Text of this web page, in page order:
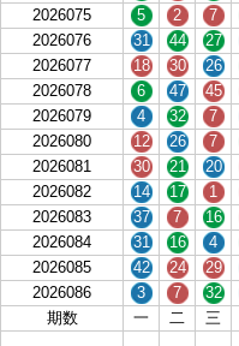
2026075
5 2 7
2026076 31 44 27
2026077 18 30 26
2026078 6 47 45
2026079
4 32 7
2026080 12 26 7
2026081 30 21 20
2026082 14 17 1
2026083 37 7 16
2026084 31 16 4
2026085 42 24 29
2026086
3 7 32
期数
一 二 三